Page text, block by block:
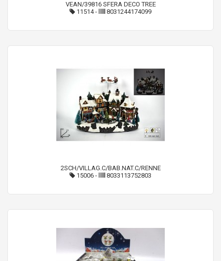
VEAN/39816 SFERA DECO TREE
11514- 8031244174099
2SCH/VILLAG.C/BAB.NAT.C/RENNE
15006 - 8033113752803